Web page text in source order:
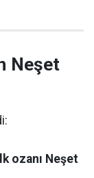
Neşet
ozanı Neşet